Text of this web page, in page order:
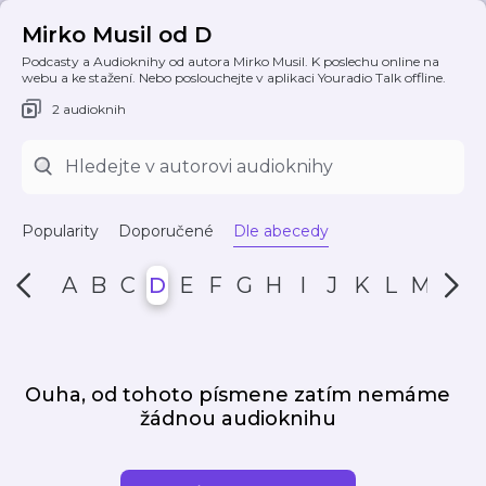
Mirko Musil od D
Podcasty a Audioknihy od autora Mirko Musil. K poslechu online na
webu a ke stažení. Nebo poslouchejte v aplikaci Youradio Talk offline.
2 audioknih
Popularity Doporučené Dle abecedy
A B C D E F G H I J K L M N
Ouha, od tohoto písmene zatím nemáme
žádnou audioknihu